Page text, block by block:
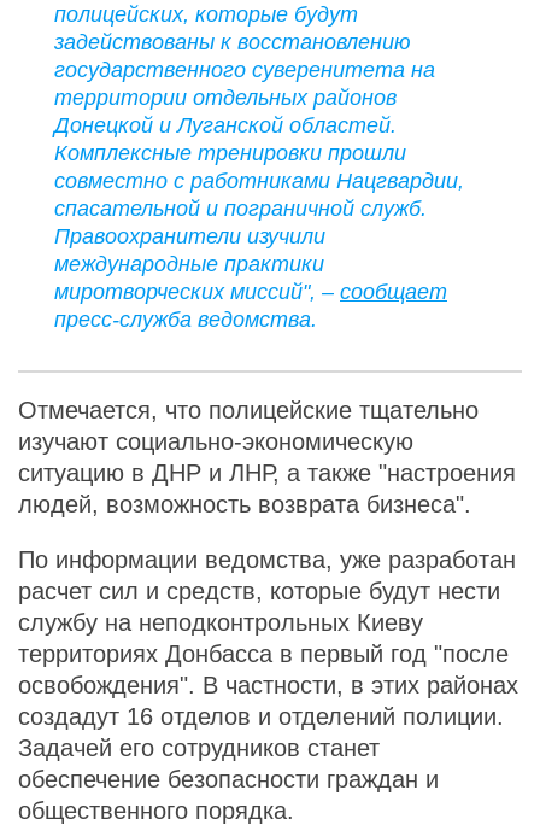
полицейских, которые будут
задействованы к восстановлению
государственного суверенитета на
территории отдельных районов
Донецкой и Луганской областей.
Комплексные тренировки прошли
совместно с работниками Нацгвардии,
спасательной и пограничной служб.
Правоохранители изучили
международные практики
миротворческих миссий", – сообщает
пресс-служба ведомства.
Отмечается, что полицейские тщательно
изучают социально-экономическую
ситуацию в ДНР и ЛНР, а также "настроения
людей, возможность возврата бизнеса".
По информации ведомства, уже разработан
расчет сил и средств, которые будут нести
службу на неподконтрольных Киеву
территориях Донбасса в первый год "после
освобождения". В частности, в этих районах
создадут 16 отделов и отделений полиции.
Задачей его сотрудников станет
обеспечение безопасности граждан и
общественного порядка.